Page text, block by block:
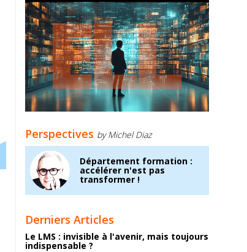
Perspectives by Michel Diaz
Département formation :
accélérer n'est pas
transformer !
Derniers Articles
Le LMS : invisible à l'avenir, mais toujours
indispensable ?